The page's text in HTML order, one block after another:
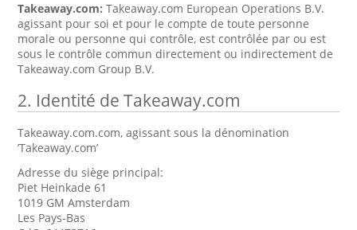
Takeaway.com:Takeaway.com European Operations B.V.
agissant pour soi et pour le compte de toute personne
morale ou personne qui contrôle, est contrôlée par ou est
sous le contrôle commun directement ou indirectement de
Takeaway.com Group B.V.
2. Identité de Takeaway.com
Takeaway.com.com, agissant sous la dénomination
’Takeaway.com’
Adresse du siège principal:
Piet Heinkade 61
1019 GM Amsterdam
Les Pays-Bas